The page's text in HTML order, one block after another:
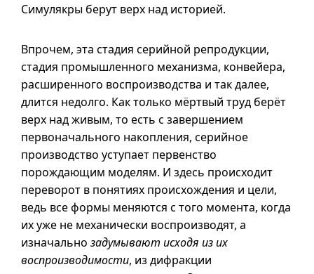
Симулякры берут верх над историей.
Впрочем, эта стадия серийной репродукции,
стадия промышленного механизма, конвейера,
расширенного воспроизводства и так далее,
длится недолго. Как только мёртвый труд берёт
верх над живым, то есть с завершением
первоначального накопления, серийное
производство уступает первенство
порождающим моделям. И здесь происходит
переворот в понятиях происхождения и цели,
ведь все формы меняются с того момента, когда
их уже не механически воспроизводят, а
изначально задумывают исходя из их
воспроизводимости, из дифракции